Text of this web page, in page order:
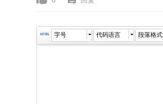
字号 代码语言 段落格式